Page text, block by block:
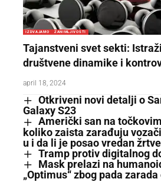
IZDVAJAMO ZANIMLJIVOSTI
Tajanstveni svet sekti:
društvene dinamike i
april 18, 2024
Otkriveni novi detalji o
Galaxy S23
Američki san na
koliko zaista zarađuju
u i da li je posao vredan žrtve
Tramp protiv digitalnog
Mask prelazi na
„Optimus“ zbog pada